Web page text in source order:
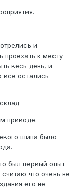
и
проехать к месту
весь день, и
все остались
приводе.
шипа было
был первый опыт
что очень не
его не